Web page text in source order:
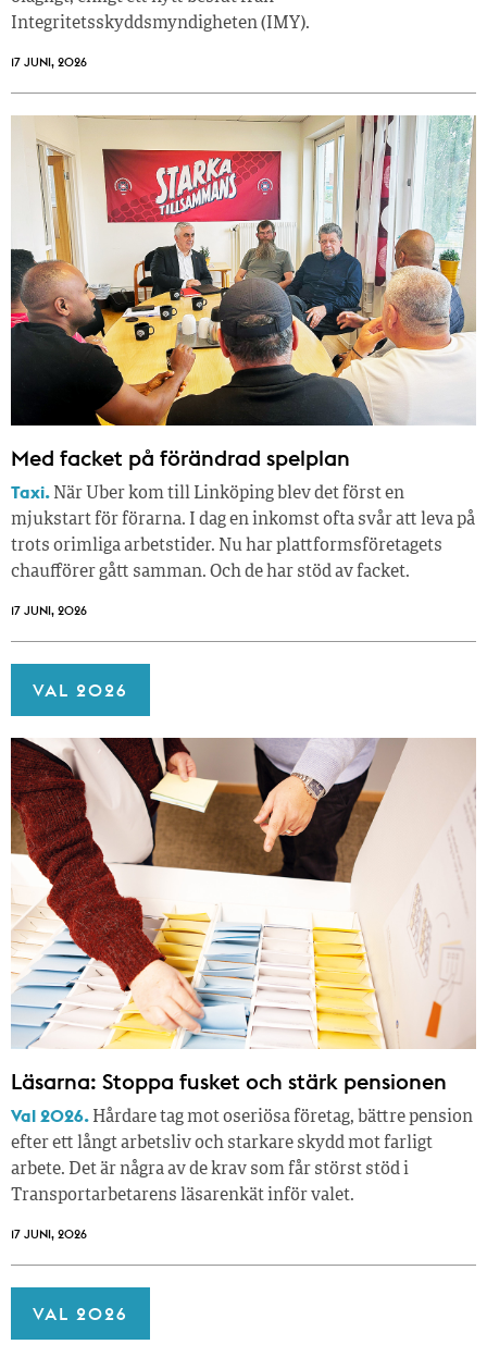
Integritetsskyddsmyndigheten (IMY).
17 JUNI, 2026
Med facket på förändrad spelplan
Taxi. När Uber kom till Linköping blev det först en
mjukstart för förarna. I dag en inkomst ofta svår att leva på
trots orimliga arbetstider. Nu har plattformsföretagets
chaufförer gått samman. Och de har stöd av facket.
17 JUNI, 2026
VAL 2026
Läsarna: Stoppa fusket och stärk pensionen
Val 2026. Hårdare tag mot oseriösa företag, bättre pension
efter ett långt arbetsliv och starkare skydd mot farligt
arbete. Det är några av de krav som får störst stöd i
Transportarbetarens läsar­enkät inför valet.
17 JUNI, 2026
VAL 2026